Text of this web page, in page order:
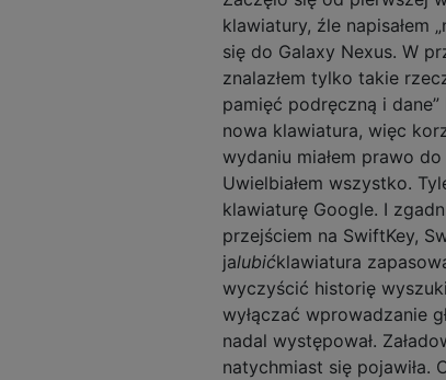
klawiatury, źle napisałem
się do Galaxy Nexus. W
znalazłem tylko takie
pamięć podręczną i dane”
nowa klawiatura, więc
wydaniu miałem prawo do
Uwielbiałem wszystko.
klawiaturę Google. I
przejściem na SwiftKey,
jalubićklawiatura
wyczyścić historię
wyłączać wprowadzanie
nadal występował.
natychmiast się pojawiła.